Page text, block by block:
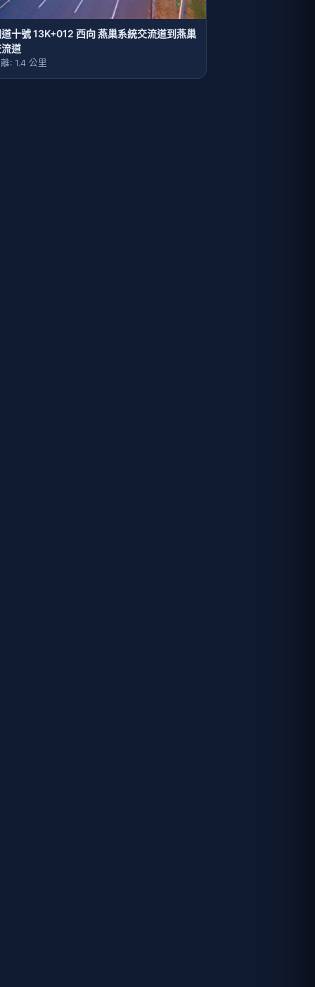
十號 13K+012 西向 燕巢系統交流道到燕巢
道
: 1.4 公里